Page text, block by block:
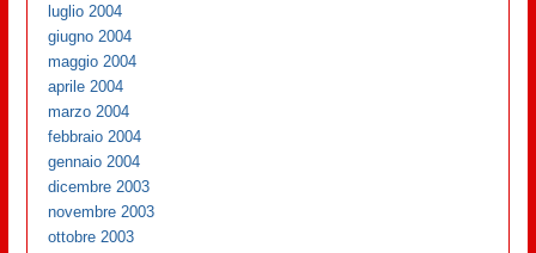
luglio 2004
giugno 2004
maggio 2004
aprile 2004
marzo 2004
febbraio 2004
gennaio 2004
dicembre 2003
novembre 2003
ottobre 2003